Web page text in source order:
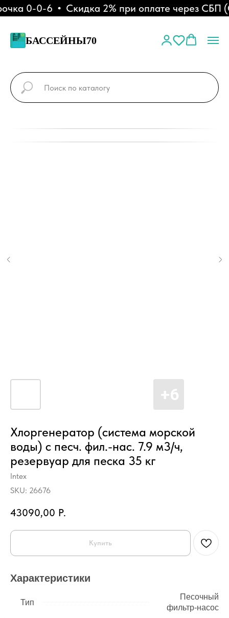
0-0-6 Скидка 2% при оплате через СБП
БАССЕЙНЫ70
Хлоргенератор (система морской
воды) с песч. фил.-нас. 7.9 м3/ч,
резервуар для песка 35 кг
Intex
SKU: 26676
43090,00 Р.
Купить
Характеристики
Тип
Песочный
фильтр-насос